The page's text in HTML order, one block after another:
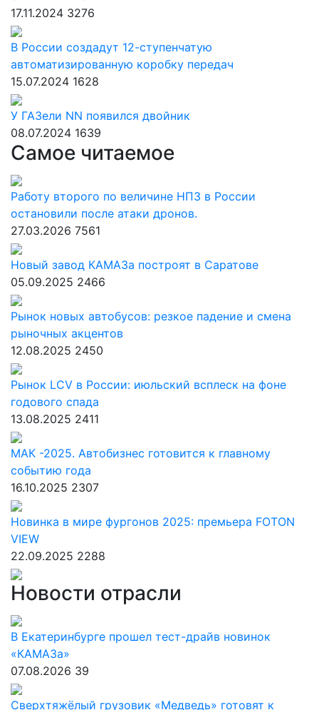
17.11.2024 3276
В России создадут 12-ступенчатую
автоматизированную коробку передач
15.07.2024 1628
У ГАЗели NN появился двойник
08.07.2024 1639
Самое читаемое
Работу второго по величине НПЗ в России
остановили после атаки дронов.
27.03.2026 7561
Новый завод КАМАЗа построят в Саратове
05.09.2025 2466
Рынок новых автобусов: резкое падение и смена
рыночных акцентов
12.08.2025 2450
Рынок LCV в России: июльский всплеск на фоне
годового спада
13.08.2025 2411
МАК -2025. Автобизнес готовится к главному
событию года
16.10.2025 2307
Новинка в мире фургонов 2025: премьера FOTON
VIEW
22.09.2025 2288
Новости отрасли
В Екатеринбурге прошел тест-драйв новинок
«КАМАЗа»
07.08.2026 39
Сверхтяжёлый грузовик «Медведь» готовят к